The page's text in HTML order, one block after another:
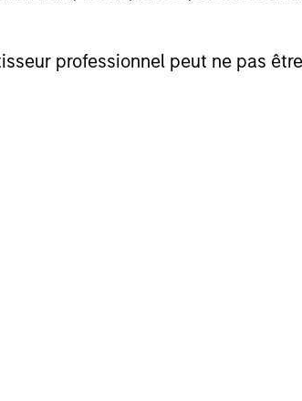
professionnel peut ne pas
bottom up process,
Principles for Responsible